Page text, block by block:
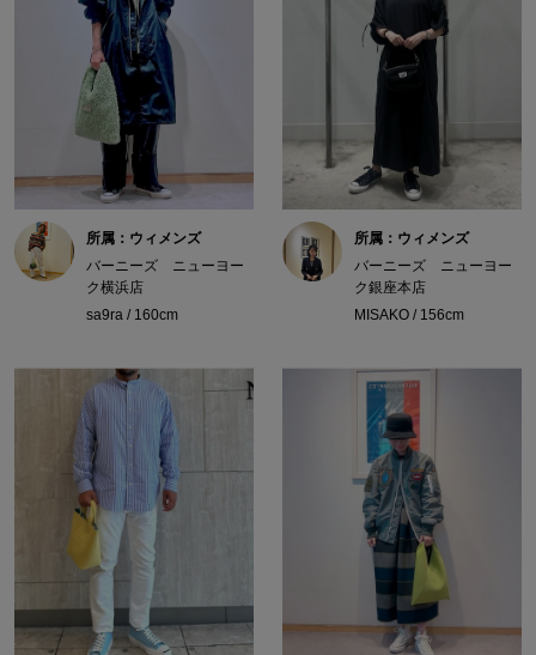
所属：ウィメンズ
バーニーズ ニューヨー
ク横浜店
sa9ra / 160cm
所属：ウィメンズ
バーニーズ ニューヨー
ク銀座本店
MISAKO / 156cm